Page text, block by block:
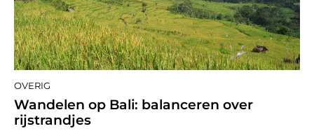
OVERIG
Wandelen op Bali: balanceren over
rijstrandjes